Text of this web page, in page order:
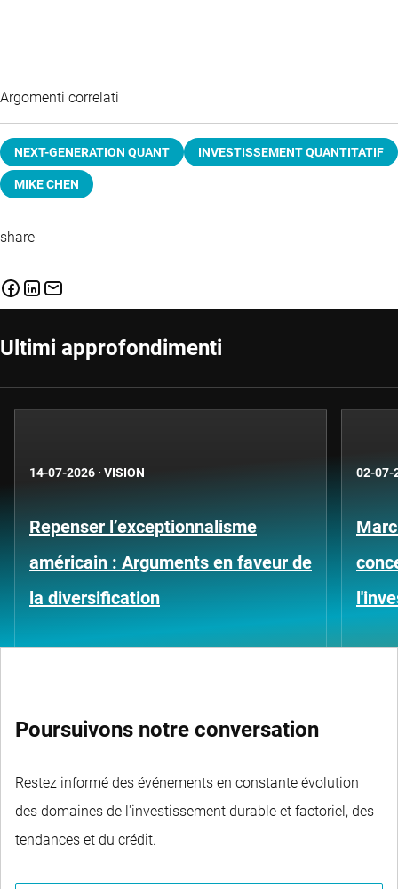
Argomenti correlati
NEXT-GENERATION QUANT INVESTISSEMENT QUANTITATIF
MIKE CHEN
share
Ultimi approfondimenti
14-07-2026 · VISION
Repenser l’exceptionnalisme
américain : Arguments en faveur de
la diversification
02-07-
Poursuivons notre conversation
Restez informé des événements en constante évolution
des domaines de l'investissement durable et factoriel, des
tendances et du crédit.